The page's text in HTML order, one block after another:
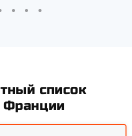
список
Франции